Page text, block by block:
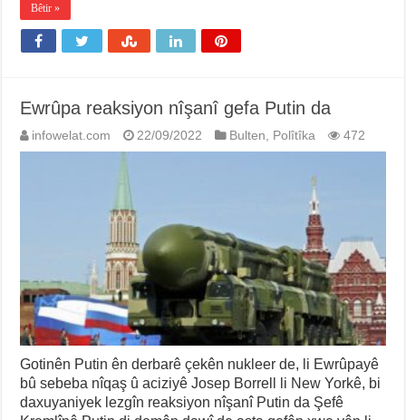
Bêtir »
Ewrûpa reaksiyon nîşanî gefa Putin da
infowelat.com 22/09/2022 Bulten Polîtîka 472
Gotinên Putin ên derbarê çekên nukleer de, li Ewrûpayê
bû sebeba nîqaş û aciziyê Josep Borrell li New Yorkê, bi
daxuyaniyek lezgîn reaksiyon nîşanî Putin da Şefê